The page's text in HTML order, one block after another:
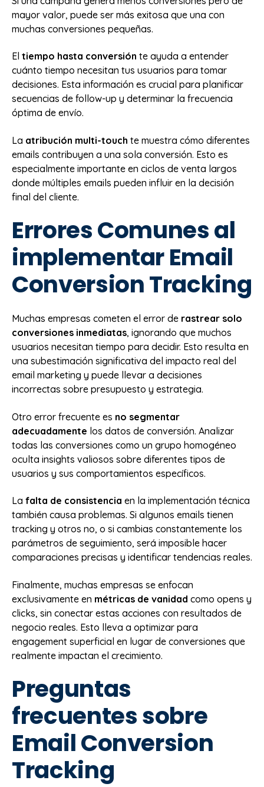
mayor valor, puede ser más exitosa que una con
muchas conversiones pequeñas.
El tiempo hasta conversión te ayuda a entender
cuánto tiempo necesitan tus usuarios para tomar
decisiones. Esta información es crucial para planificar
secuencias de follow-up y determinar la frecuencia
óptima de envío.
La atribución multi-touch te muestra cómo diferentes
emails contribuyen a una sola conversión. Esto es
especialmente importante en ciclos de venta largos
donde múltiples emails pueden influir en la decisión
final del cliente.
Errores Comunes al
implementar Email
Conversion Tracking
Muchas empresas cometen el error de rastrear solo
conversiones inmediatas, ignorando que muchos
usuarios necesitan tiempo para decidir. Esto resulta en
una subestimación significativa del impacto real del
email marketing y puede llevar a decisiones
incorrectas sobre presupuesto y estrategia.
Otro error frecuente es no segmentar
adecuadamente los datos de conversión. Analizar
todas las conversiones como un grupo homogéneo
oculta insights valiosos sobre diferentes tipos de
usuarios y sus comportamientos específicos.
La falta de consistencia en la implementación técnica
también causa problemas. Si algunos emails tienen
tracking y otros no, o si cambias constantemente los
parámetros de seguimiento, será imposible hacer
comparaciones precisas y identificar tendencias reales.
Finalmente, muchas empresas se enfocan
exclusivamente en métricas de vanidad como opens y
clicks, sin conectar estas acciones con resultados de
negocio reales. Esto lleva a optimizar para
engagement superficial en lugar de conversiones que
realmente impactan el crecimiento.
Preguntas
frecuentes sobre
Email Conversion
Tracking